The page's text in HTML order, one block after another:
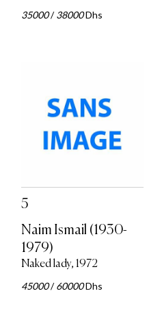
35000/38000Dhs
5
Naim Ismail (1930-
1979)
Naked lady, 1972
45000/60000Dhs